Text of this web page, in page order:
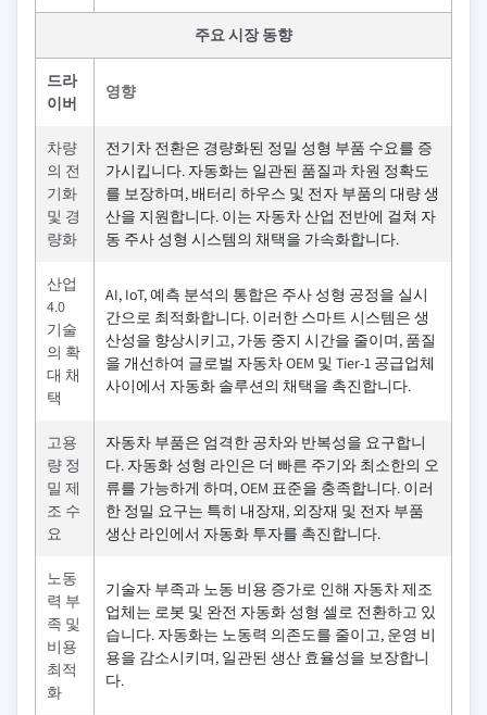
주요 시장 동향
드라
이버
영향
차량
의 전
기화
및 경
량화
전기차 전환은 경량화된 정밀 성형 부품 수요를 증
가시킵니다. 자동화는 일관된 품질과 차원 정확도
를 보장하며, 배터리 하우스 및 전자 부품의 대량 생
산을 지원합니다. 이는 자동차 산업 전반에 걸쳐 자
동 주사 성형 시스템의 채택을 가속화합니다.
산업
4.0
기술
의 확
대 채
택
AI, IoT, 예측 분석의 통합은 주사 성형 공정을 실시
간으로 최적화합니다. 이러한 스마트 시스템은 생
산성을 향상시키고, 가동 중지 시간을 줄이며, 품질
을 개선하여 글로벌 자동차 OEM 및 Tier-1 공급업체
사이에서 자동화 솔루션의 채택을 촉진합니다.
고용
량 정
밀 제
조 수
요
자동차 부품은 엄격한 공차와 반복성을 요구합니
다. 자동화 성형 라인은 더 빠른 주기와 최소한의 오
류를 가능하게 하며, OEM 표준을 충족합니다. 이러
한 정밀 요구는 특히 내장재, 외장재 및 전자 부품
생산 라인에서 자동화 투자를 촉진합니다.
노동
력 부
족 및
비용
최적
화
기술자 부족과 노동 비용 증가로 인해 자동차 제조
업체는 로봇 및 완전 자동화 성형 셀로 전환하고 있
습니다. 자동화는 노동력 의존도를 줄이고, 운영 비
용을 감소시키며, 일관된 생산 효율성을 보장합니
다.